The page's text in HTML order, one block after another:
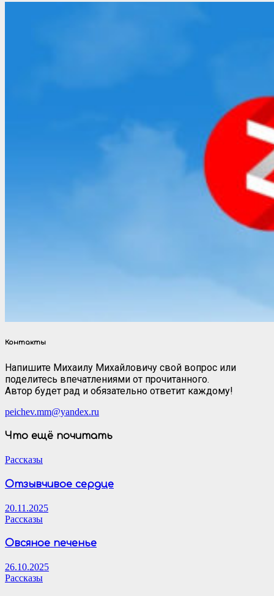
Контакты
Напишите Михаилу Михайловичу свой вопрос или
поделитесь впечатлениями от прочитанного.
Автор будет рад и обязательно ответит каждому!
peichev.mm@yandex.ru
Что ещё почитать
Рассказы
Отзывчивое сердце
20.11.2025
Рассказы
Овсяное печенье
26.10.2025
Рассказы